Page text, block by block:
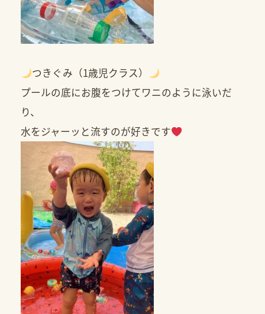
つきぐみ（1歳児クラス）
プールの底にお腹をつけてワニのように泳いだ
り、
水をジャーッと流すのが好きです